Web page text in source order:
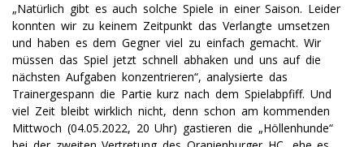
„Natürlich gibt es auch solche Spiele in einer Saison. Leider
konnten wir zu keinem Zeitpunkt das Verlangte umsetzen
und haben es dem Gegner viel zu einfach gemacht. Wir
müssen das Spiel jetzt schnell abhaken und uns auf die
nächsten Aufgaben konzentrieren“, analysierte das
Trainergespann die Partie kurz nach dem Spielabpfiff. Und
viel Zeit bleibt wirklich nicht, denn schon am kommenden
Mittwoch (04.05.2022, 20 Uhr) gastieren die „Höllenhunde“